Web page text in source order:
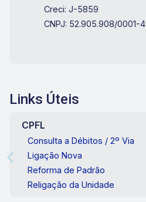
Creci: J-5859
CNPJ: 52.905.908/0001-
Links Úteis
CPFL
Consulta a Débitos / 2º Via
Ligação Nova
Reforma de Padrão
Religação da Unidade